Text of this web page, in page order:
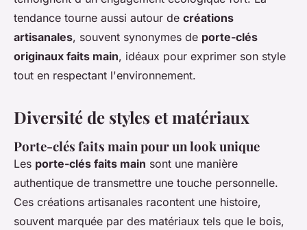
tendance tourne aussi autour de créations
artisanales, souvent synonymes de porte-clés
originaux faits main, idéaux pour exprimer son style
tout en respectant l'environnement.
Diversité de styles et matériaux
Porte-clés faits main pour un look unique
Les porte-clés faits main sont une manière
authentique de transmettre une touche personnelle.
Ces créations artisanales racontent une histoire,
souvent marquée par des matériaux tels que le bois,